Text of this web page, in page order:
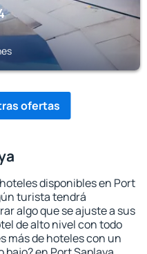
ofertas
disponibles en Port
turista tendrá
algo que se ajuste a sus
de alto nivel con todo
más de hoteles con un